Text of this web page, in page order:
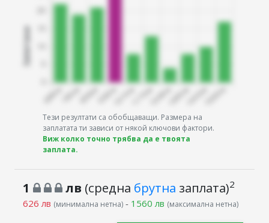
Тези резултати са обобщаващи. Размера на
заплатата ти зависи от някой ключови фактори.
Виж колко точно трябва да е твоята
заплата.
1 лв (средна брутна заплата)2
626 лв (минимална нетна)- 1560 лв (максимална нетна)